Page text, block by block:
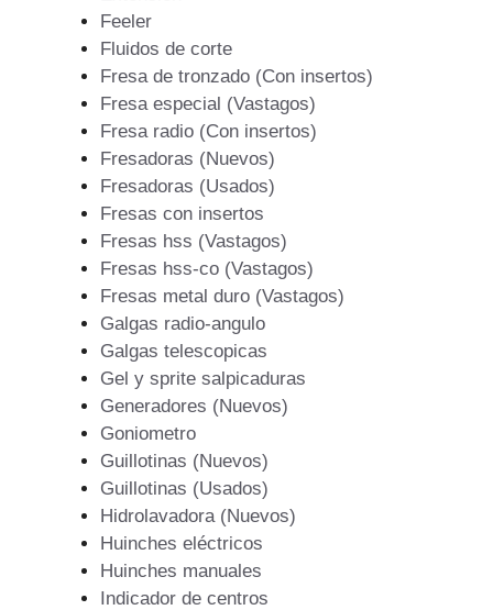
Feeler
Fluidos de corte
Fresa de tronzado (Con insertos)
Fresa especial (Vastagos)
Fresa radio (Con insertos)
Fresadoras (Nuevos)
Fresadoras (Usados)
Fresas con insertos
Fresas hss (Vastagos)
Fresas hss-co (Vastagos)
Fresas metal duro (Vastagos)
Galgas radio-angulo
Galgas telescopicas
Gel y sprite salpicaduras
Generadores (Nuevos)
Goniometro
Guillotinas (Nuevos)
Guillotinas (Usados)
Hidrolavadora (Nuevos)
Huinches eléctricos
Huinches manuales
Indicador de centros